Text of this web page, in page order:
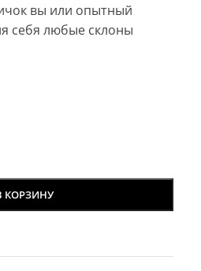
вы или опытный
себя любые склоны
КОРЗИНУ